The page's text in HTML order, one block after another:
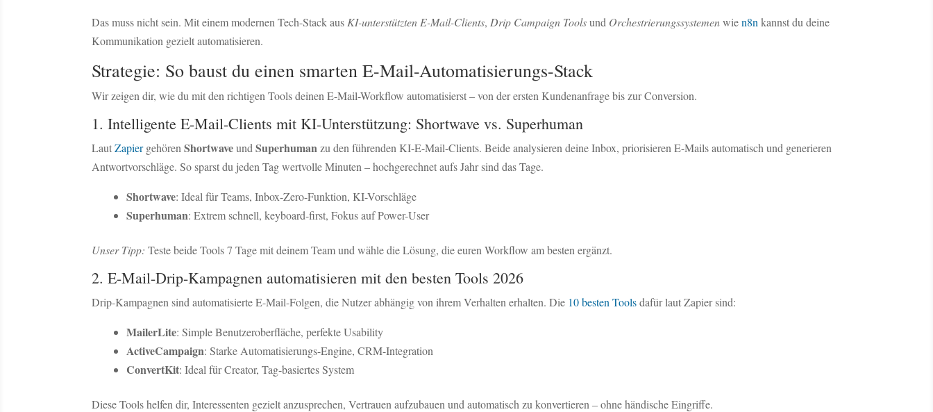
Das muss nicht sein. Mit einem modernen Tech-Stack aus KI-unterstützten E-Mail-Clients, Drip Campaign Toolsund Orchestrierungssystemenwien8n kannst du deine
Kommunikation gezielt automatisieren.
Strategie: So baust du einen smarten E-Mail-Automatisierungs-Stack
Wir zeigen dir, wie du mit den richtigen Tools deinen E-Mail-Workflow automatisierst – von der ersten Kundenanfrage bis zur Conversion.
1. Intelligente E-Mail-Clients mit KI-Unterstützung: Shortwave vs. Superhuman
LautZapiergehören Shortwaveund Superhuman zu den führenden KI-E-Mail-Clients. Beide analysieren deine Inbox, priorisieren E-Mails automatisch und generieren
Antwortvorschläge. So sparst du jeden Tag wertvolle Minuten – hochgerechnet aufs Jahr sind das Tage.
Shortwave: Ideal für Teams, Inbox-Zero-Funktion, KI-Vorschläge
Superhuman: Extrem schnell, keyboard-first, Fokus auf Power-User
Unser Tipp: Teste beide Tools 7 Tage mit deinem Team und wähle die Lösung, die euren Workflow am besten ergänzt.
2. E-Mail-Drip-Kampagnen automatisieren mit den besten Tools 2026
Drip-Kampagnen sind automatisierte E-Mail-Folgen, die Nutzer abhängig von ihrem Verhalten erhalten. Die 10 besten Toolsdafür laut Zapier sind:
MailerLite: Simple Benutzeroberfläche, perfekte Usability
ActiveCampaign: Starke Automatisierungs-Engine, CRM-Integration
ConvertKit: Ideal für Creator, Tag-basiertes System
Diese Tools helfen dir, Interessenten gezielt anzusprechen, Vertrauen aufzubauen und automatisch zu konvertieren – ohne händische Eingriffe.